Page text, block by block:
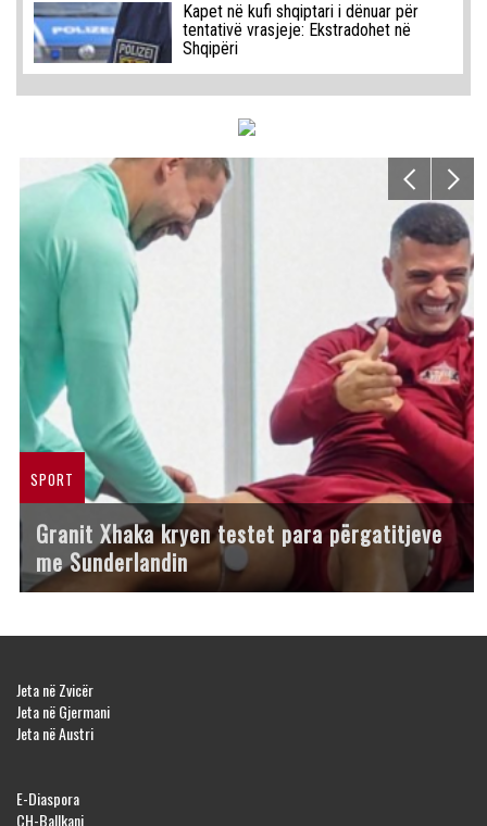
Kapet në kufi shqiptari i dënuar për
tentativë vrasjeje: Ekstradohet në
Shqipëri
SPORT
Granit Xhaka kryen testet para përgatitjeve
me Sunderlandin
Jeta në Zvicër
Jeta në Gjermani
Jeta në Austri
E-Diaspora
CH-Ballkani